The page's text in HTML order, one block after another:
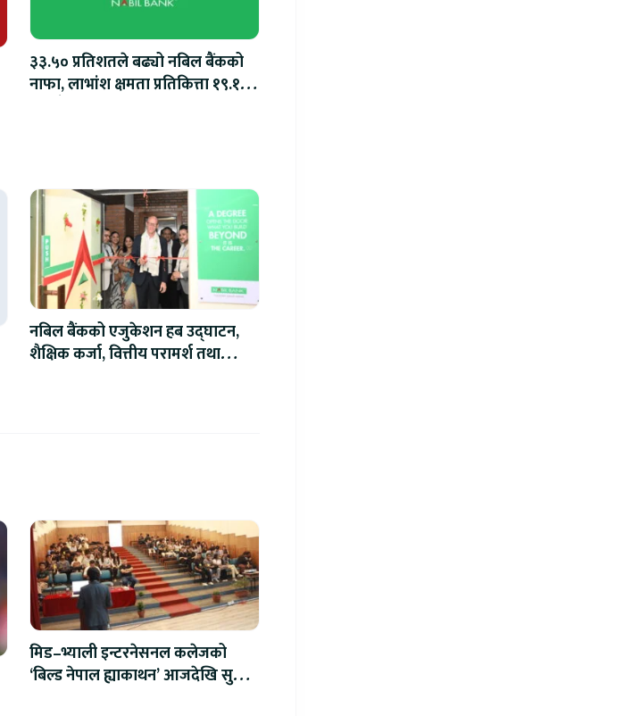
३३.५० प्रतिशतले बढ्यो नबिल बैंकको
नाफा, लाभांश क्षमता प्रतिकित्ता १९.१०
नबिल बैंकको एजुकेशन हब उद्घाटन,
शैक्षिक कर्जा, वित्तीय परामर्श तथा
मिड–भ्याली इन्टरनेसनल कलेजको
‘बिल्ड नेपाल ह्याकाथन’ आजदेखि सुरु,